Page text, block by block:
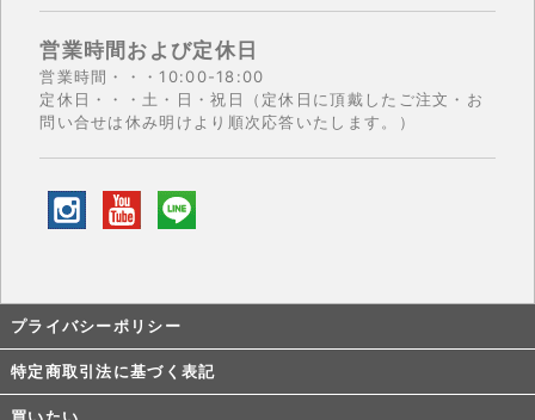
営業時間および定休日
営業時間・・・10:00-18:00
定休日・・・土・日・祝日（定休日に頂戴したご注文・お
問い合せは休み明けより順次応答いたします。）
プライバシーポリシー
特定商取引法に基づく表記